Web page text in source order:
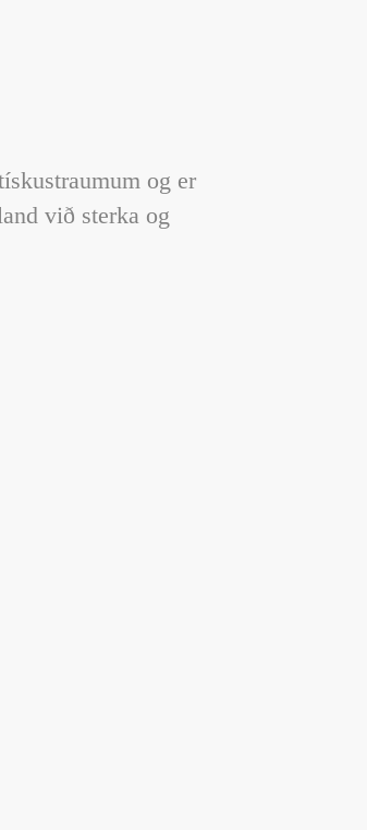
og er
við sterka og